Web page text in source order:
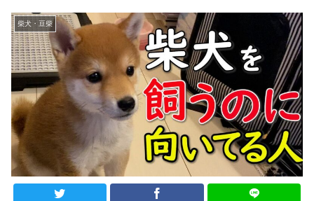
柴犬・豆柴